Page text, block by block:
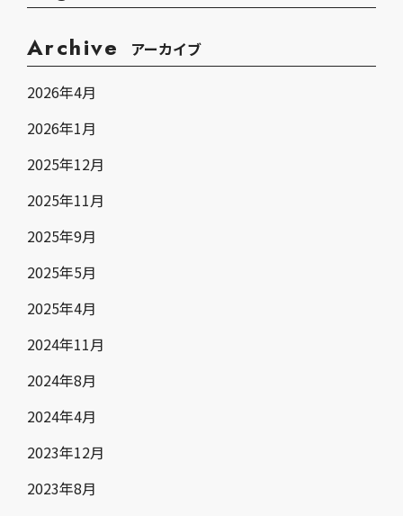
Archive
アーカイブ
2026年4月
2026年1月
2025年12月
2025年11月
2025年9月
2025年5月
2025年4月
2024年11月
2024年8月
2024年4月
2023年12月
2023年8月